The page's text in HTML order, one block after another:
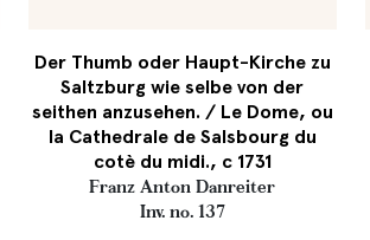
Der Thumb oder Haupt-Kirche zu
Saltzburg wie selbe von der
seithen anzusehen. / Le Dome, ou
la Cathedrale de Salsbourg du
cotè du midi., c 1731
Franz Anton Danreiter
Inv. no. 137